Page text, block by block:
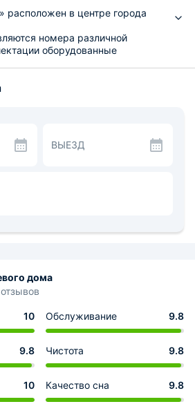
расположен в центре города
номера различной
оборудованные
и чайником. Санузел
доме возможна доставка еды в
множество заведений,
Колоннаду. Расстояние
аэропорта Минеральные воды
ВЫЕЗД
дома
10 Обслуживание 9.8
9.8 Чистота 9.8
10 Качество сна 9.8